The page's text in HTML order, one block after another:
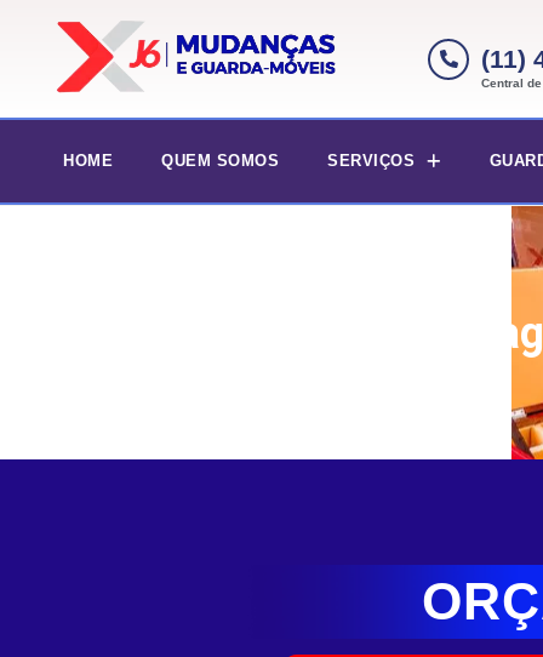
(11)
Central
HOME QUEM SOMOS SERVIÇOS